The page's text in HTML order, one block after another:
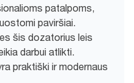
patalpoms,
paviršiai.
šis dozatorius leis
darbui atlikti.
praktiški ir modernaus